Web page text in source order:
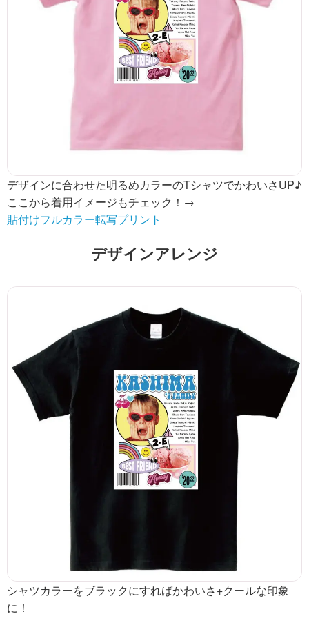
デザインに合わせた明るめカラーのTシャツでかわいさUP♪
ここから着用イメージもチェック！→
貼付けフルカラー転写プリント
デザインアレンジ
シャツカラーをブラックにすればかわいさ+クールな印象
に！